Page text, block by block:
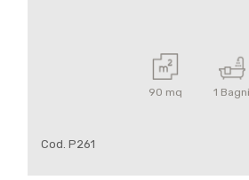
90 mq 1 Bagni
Cod. P261